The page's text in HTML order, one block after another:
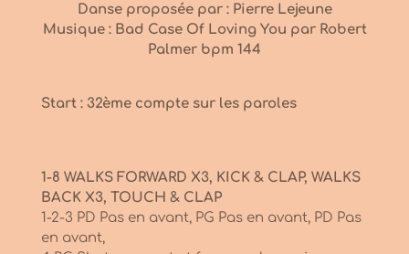
Danse proposée par : Pierre Lejeune
Musique : Bad Case Of Loving You par Robert
Palmer bpm 144
Start : 32ème compte sur les paroles
1-8 WALKS FORWARD X3, KICK & CLAP, WALKS
BACK X3, TOUCH & CLAP
1-2-3 PD Pas en avant, PG Pas en avant, PD Pas
en avant,